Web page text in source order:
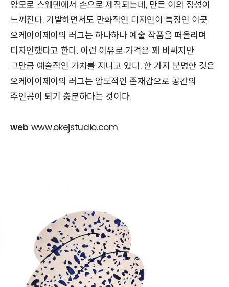
양모로 스웨덴에서 손으로 제작되는데, 만든 이의 정성이
느껴진다. 기발하면서도 만화적인 디자인이 특징인 이곳
오케이이제이의 러그는 하나하나 예술 작품을 떠올리며
디자인했다고 한다. 이런 이유로 가격은 꽤 비싸지만
그만큼 예술적인 가치를 지니고 있다. 한 가지 분명한 것은
오케이이제이의 러그는 압도적인 존재감으로 공간의
주인공이 되기 충분하다는 것이다.
web www.okejstudio.com